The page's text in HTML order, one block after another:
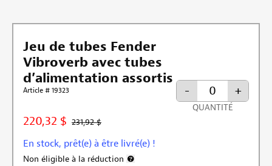
Jeu de tubes Fender
Vibroverb avec tubes
d’alimentation assortis
Article # 19323
220,32 $ 231,92 $
En stock, prêt(e) à être livré(e) !
Non éligible à la réduction
- +
QUANTITÉ